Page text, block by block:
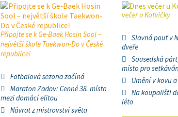
Připojte se k Ge-Baek Hosin Sool –
největší škole Taekwon-Do v České
republice!
Fotbalová sezona začíná
Maraton Zadov: Cenné 38. místo
mezi domácí elitou
Návrat z mistrovství světa
večer u Kotvičky
Slavná pouť v
dveře
Sousedská
místo pro
Umění v kovu
Na koupališti
léto